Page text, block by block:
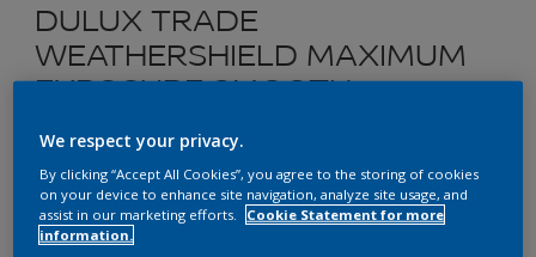
DULUX TRADE
WEATHERSHIELD MAXIMUM
EXPOSURE SMOOTH
MASONRY PAINT
Ακρυλικό Ελαστομερές Χρώμα για Εξωτερική Χρήση
70BB 55/044 Moon Shade
We respect your privacy.
By clicking “Accept All Cookies”, you agree to the storing of cookies
on your device to enhance site navigation, analyze site usage, and
assist in our marketing efforts.
Cookie Statement for more
information.